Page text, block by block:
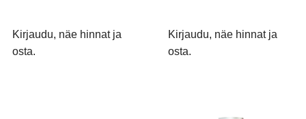
Kirjaudu, näe hinnat ja
osta.
Kirjaudu, näe hinnat ja
osta.